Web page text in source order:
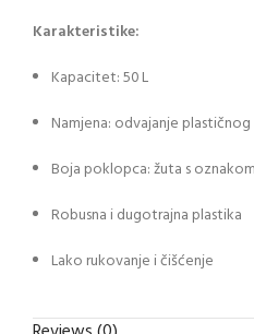
Karakteristike:
Kapacitet: 50 L
Namjena: odvajanje
Boja poklopca: žuta s oznakom
Robusna i dugotrajna plastika
Lako rukovanje i čišćenje